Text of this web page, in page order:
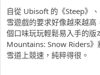
自從 Ubisoft 的《Steep》
雪遊戲的要求好像越來越
個口味玩玩輕鬆易入手的
Mountains: Snow Riders
雪道上競速，純粹得很。